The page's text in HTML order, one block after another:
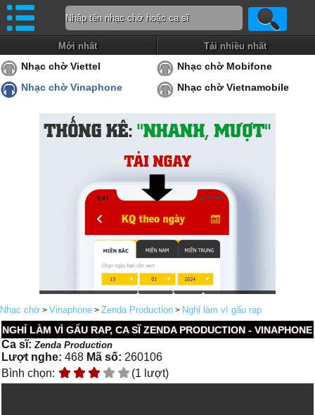
Mới nhất Tải nhiều nhất
Nhạc chờ Viettel
Nhạc chờ Mobifone
Nhạc chờ Vinaphone
Nhạc chờ Vietnamobile
Nhạc chờ > Vinaphone > Zenda Production > Nghỉ làm vì gấu rap
NGHỈ LÀM VÌ GẤU RAP, CA SĨ ZENDA PRODUCTION - VINAPHONE
Ca sĩ:Zenda Production
Lượt nghe: 468 Mã số: 260106
Bình chọn:
(1 lượt)